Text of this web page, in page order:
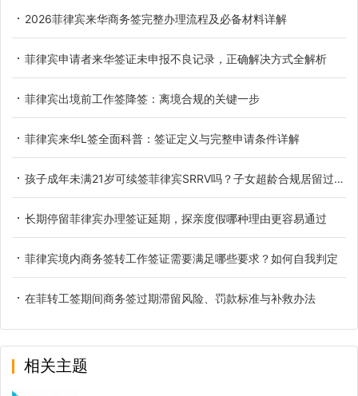
2026菲律宾来华商务签完整办理流程及必备材料详解
菲律宾申请者来华签证未申报不良记录，正确解决方式全解析
菲律宾出境前工作签降签：离境合规的关键一步
菲律宾来华L签全面科普：签证定义与完整申请条件详解
孩子成年未满21岁可续签菲律宾SRRV吗？子女超龄合规居留过渡办法详解
长期停留菲律宾办理签证延期，探亲度假哪种理由更容易通过
菲律宾境内商务签转工作签证需要满足哪些要求？如何自我判定
在菲转工签期间商务签过期滞留风险、罚款标准与补救办法
相关主题